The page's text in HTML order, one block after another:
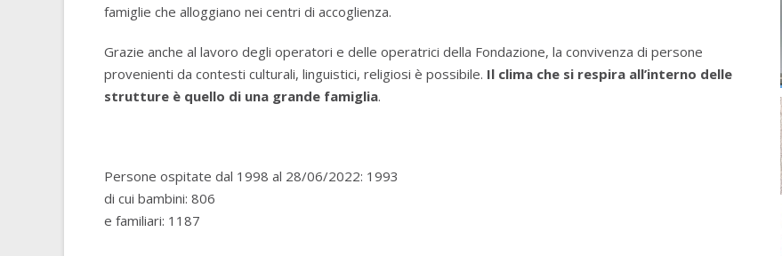
famiglie che alloggiano nei centri di accoglienza.
Grazie anche al lavoro degli operatori e delle operatrici della Fondazione, la convivenza di persone
provenienti da contesti culturali, linguistici, religiosi è possibile. Il clima che si respira all’interno delle
strutture è quello di una grande famiglia.
Persone ospitate dal 1998 al 28/06/2022: 1993
di cui bambini: 806
e familiari: 1187